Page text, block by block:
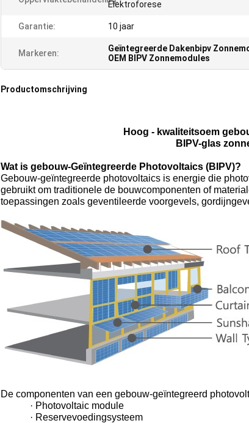
Elektroforese
Garantie: 10 jaar
Markeren: Geïntegreerde Dakenbipv
OEM BIPV Zonnemodules
Productomschrijving
Hoog - kwaliteitsoem
BIPV-glas
Wat is gebouw-Geïntegreerde Photovoltaics (BIPV)?
Gebouw-geïntegreerde photovoltaics is energie die
gebruikt om traditionele de bouwcomponenten of
toepassingen zoals geventileerde voorgevels,
De componenten van een gebouw-geïntegreerd
· Photovoltaic module
· Reservevoedingsysteem